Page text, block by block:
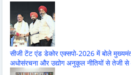
सीजी टेंट एंड डेकोर एक्सपो-2026 में बोले
अधोसंरचना और उद्योग अनुकूल नीतियों से तेजी से